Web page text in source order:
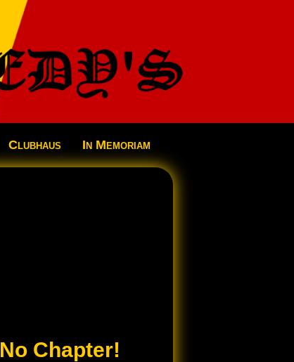
Clubhaus In Memoriam
No Chapter!